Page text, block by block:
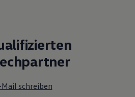
Mail schreiben